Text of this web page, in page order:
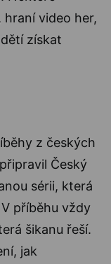
hraní video her,
získat
z českých
Český
sérii, která
příběhu vždy
šikanu řeší.
jak